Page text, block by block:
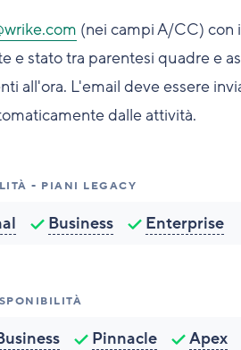
(nei campi A/CC) con
e stato tra parentesi quadre e
all'ora. L'email deve essere
dalle attività.
- PIANI LEGACY
Business Enterprise
Pinnacle Apex